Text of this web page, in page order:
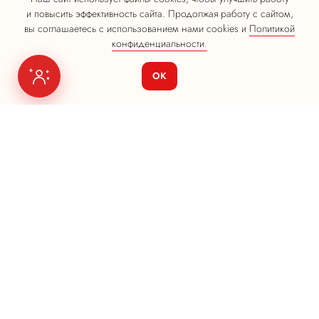
и повысить эффективность сайта. Продолжая работу с сайтом,
вы соглашаетесь с использованием нами cookies и Политикой
конфиденциальности.
ОК